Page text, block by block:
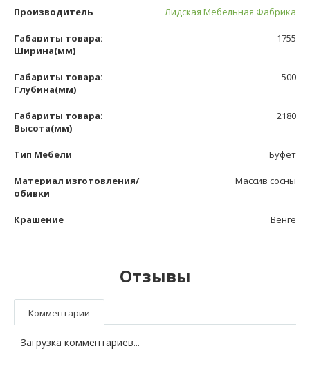
Производитель Лидская Мебельная Фабрика
Габариты товара:
Ширина(мм)
1755
Габариты товара:
Глубина(мм)
500
Габариты товара:
Высота(мм)
2180
Тип Мебели Буфет
Материал изготовления/
обивки
Массив сосны
Крашение Венге
Отзывы
Комментарии
Загрузка комментариев...